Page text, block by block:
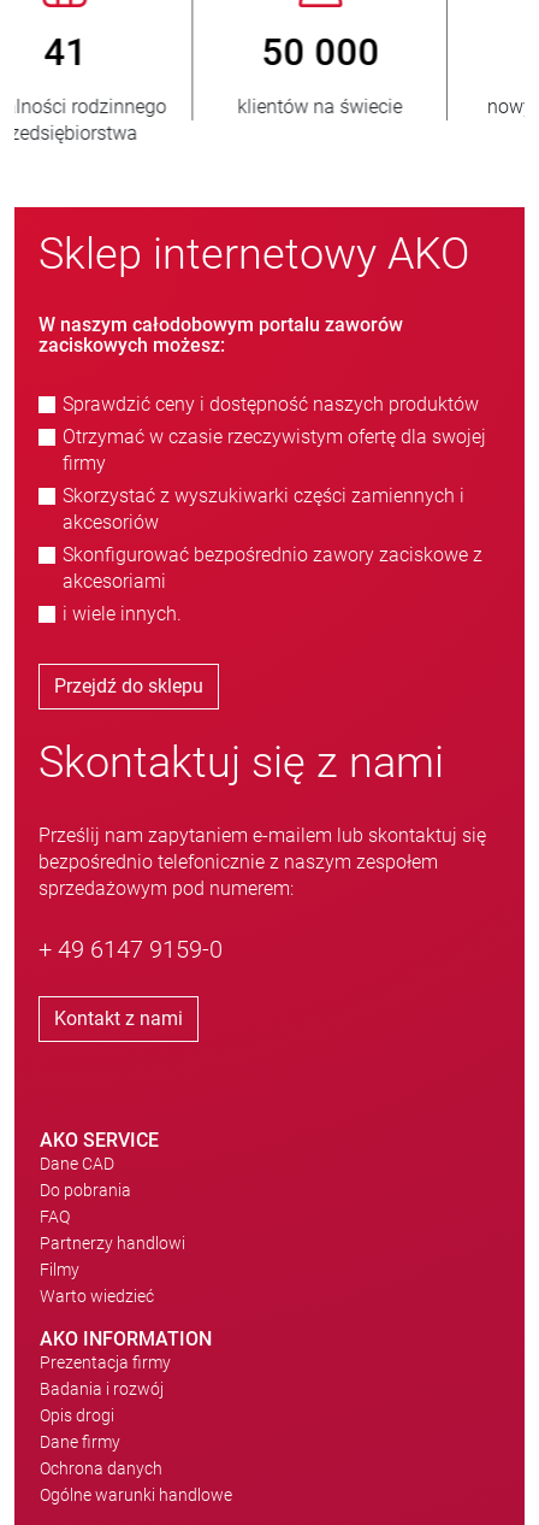
nowych klientów/rok
> 3 500 000
sprzedanych jednostek
Sklep internetowy AKO
W naszym całodobowym portalu zaworów
zaciskowych możesz:
Sprawdzić ceny i dostępność naszych produktów
Otrzymać w czasie rzeczywistym ofertę dla swojej
firmy
Skorzystać z wyszukiwarki części zamiennych i
akcesoriów
Skonfigurować bezpośrednio zawory zaciskowe z
akcesoriami
i wiele innych.
Przejdź do sklepu
Skontaktuj się z nami
Prześlij nam zapytaniem e-mailem lub skontaktuj się
bezpośrednio telefonicznie z naszym zespołem
sprzedażowym pod numerem:
+ 49 6147 9159-0
Kontakt z nami
AKO SERVICE
Dane CAD
Do pobrania
FAQ
Partnerzy handlowi
Filmy
Warto wiedzieć
AKO INFORMATION
Prezentacja firmy
Badania i rozwój
Opis drogi
Dane firmy
Ochrona danych
Ogólne warunki handlowe